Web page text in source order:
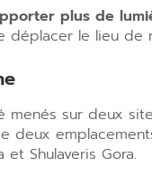
plus de
déplacer le lieu de
menés sur deux
deux
Shulaveris Gora.